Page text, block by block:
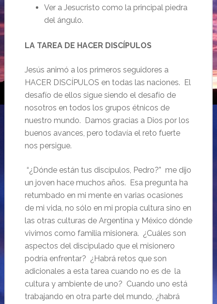
Ver a Jesucristo como la principal piedra
del ángulo.
LA TAREA DE HACER DISCÍPULOS
Jesús animó a los primeros seguidores a
HACER DISCÍPULOS en todas las naciones. El
desafío de ellos sigue siendo el desafío de
nosotros en todos los grupos étnicos de
nuestro mundo. Damos gracias a Dios por los
buenos avances, pero todavía el reto fuerte
nos persigue.
“¿Dónde están tus discípulos, Pedro?” me dijo
un joven hace muchos años. Esa pregunta ha
retumbado en mi mente en varias ocasiones
de mi vida, no sólo en mi propia cultura sino en
las otras culturas de Argentina y México dónde
vivimos como familia misionera. ¿Cuáles son
aspectos del discipulado que el misionero
podría enfrentar? ¿Habrá retos que son
adicionales a esta tarea cuando no es de la
cultura y ambiente de uno? Cuando uno está
trabajando en otra parte del mundo, ¿habrá